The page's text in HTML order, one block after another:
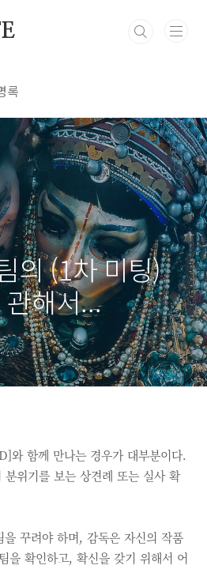
록
의 (1차 미팅)
해서...
와 함께 만나는 경우가 대부분이다.
분위기를 보는 상견례 또는 실사 확
꾸려야 하며, 감독은 자신의 작품
을 확인하고, 확신을 갖기 위해서 어